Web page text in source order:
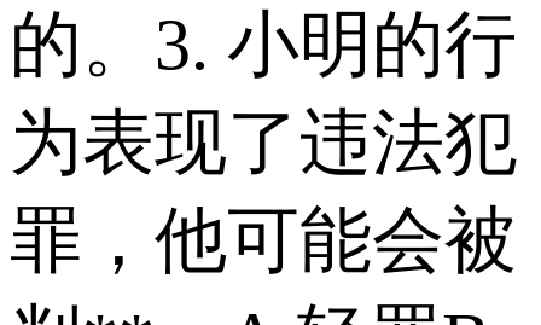
的。 3. 小明的行
为表现了违法犯
罪，他可能会被